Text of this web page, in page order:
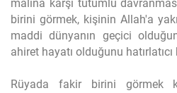
malına karşı tutumlu
birini görmek, kişinin Allah'a
maddi dünyanın geçici
ahiret hayatı olduğunu
Rüyada fakir birini görmek